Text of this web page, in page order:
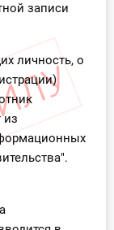
записи
личность, о
из